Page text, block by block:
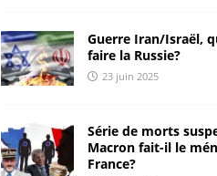
Guerre Iran/Israël,
faire la Russie?
23 juin 2025
Série de morts
Macron fait-il le
France?